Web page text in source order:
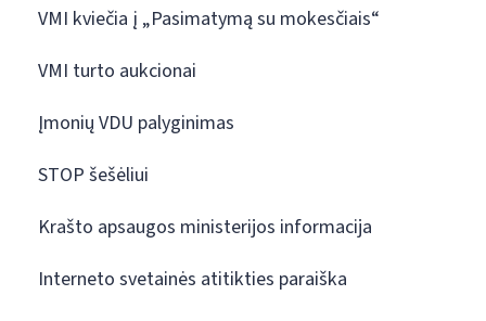
VMI kviečia į „Pasimatymą su mokesčiais“
VMI turto aukcionai
Įmonių VDU palyginimas
STOP šešėliui
Krašto apsaugos ministerijos informacija
Interneto svetainės atitikties paraiška